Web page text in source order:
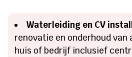
Waterleiding en CV
renovatie en onderhoud van
huis of bedrijf inclusief